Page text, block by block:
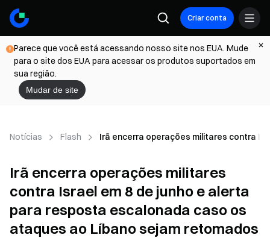
Criar conta
Parece que você está acessando nosso site nos EUA. Mude
para o site dos EUA para acessar os produtos suportados em
sua região.
Mudar de site
Notícias Flash Irã encerra operações militares contra
Irã encerra operações militares
contra Israel em 8 de junho e alerta
para resposta escalonada caso os
ataques ao Líbano sejam retomados